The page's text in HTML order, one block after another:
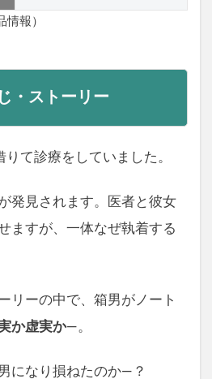
情報）
・ストーリー
て診療をしていました。
発見されます。医者と彼女
ますが、一体なぜ執着する
リーの中で、箱男がノート
か虚実か―。
になり損ねたのか―？